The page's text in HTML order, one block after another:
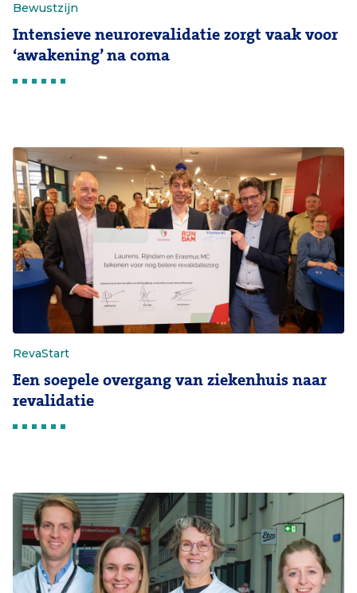
Bewustzijn
Intensieve neurorevalidatie zorgt vaak voor
‘awakening’ na coma
RevaStart
Een soepele overgang van ziekenhuis naar
revalidatie